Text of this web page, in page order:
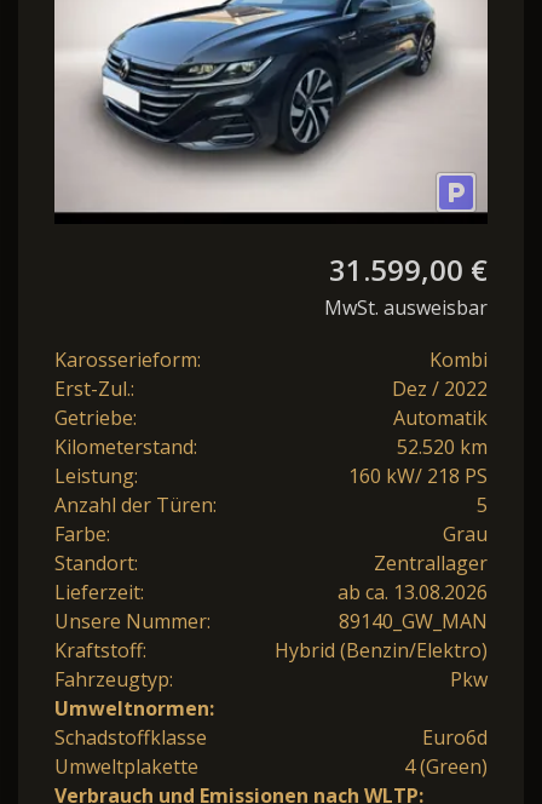
31.599,00 €
MwSt. ausweisbar
Karosserieform:
Kombi
Erst-Zul.:
Dez / 2022
Getriebe:
Automatik
Kilometerstand:
52.520 km
Leistung:
160 kW/ 218 PS
Anzahl der Türen:
5
Farbe:
Grau
Standort:
Zentrallager
Lieferzeit:
ab ca. 13.08.2026
Unsere Nummer:
89140_GW_MAN
Kraftstoff:
Hybrid (Benzin/Elektro)
Fahrzeugtyp:
Pkw
Umweltnormen:
Schadstoffklasse
Euro6d
Umweltplakette
4 (Green)
Verbrauch und Emissionen nach WLTP: